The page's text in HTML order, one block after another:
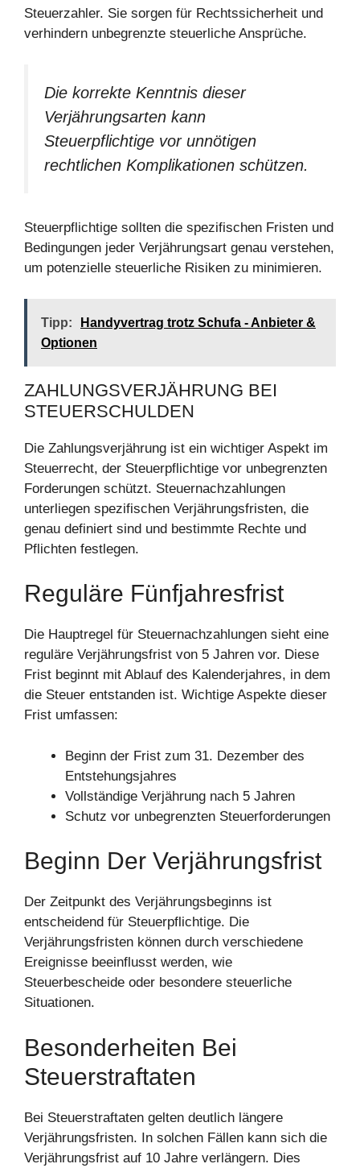
Steuerzahler. Sie sorgen für Rechtssicherheit und
verhindern unbegrenzte steuerliche Ansprüche.
Die korrekte Kenntnis dieser
Verjährungsarten kann
Steuerpflichtige vor unnötigen
rechtlichen Komplikationen schützen.
Steuerpflichtige sollten die spezifischen Fristen und
Bedingungen jeder Verjährungsart genau verstehen,
um potenzielle steuerliche Risiken zu minimieren.
Tipp:
Handyvertrag trotz Schufa - Anbieter &
Optionen
ZAHLUNGSVERJÄHRUNG BEI
STEUERSCHULDEN
Die Zahlungsverjährung ist ein wichtiger Aspekt im
Steuerrecht, der Steuerpflichtige vor unbegrenzten
Forderungen schützt. Steuernachzahlungen
unterliegen spezifischen Verjährungsfristen, die
genau definiert sind und bestimmte Rechte und
Pflichten festlegen.
Reguläre Fünfjahresfrist
Die Hauptregel für Steuernachzahlungen sieht eine
reguläre Verjährungsfrist von 5 Jahren vor. Diese
Frist beginnt mit Ablauf des Kalenderjahres, in dem
die Steuer entstanden ist. Wichtige Aspekte dieser
Frist umfassen:
Beginn der Frist zum 31. Dezember des
Entstehungsjahres
Vollständige Verjährung nach 5 Jahren
Schutz vor unbegrenzten Steuerforderungen
Beginn Der Verjährungsfrist
Der Zeitpunkt des Verjährungsbeginns ist
entscheidend für Steuerpflichtige. Die
Verjährungsfristen können durch verschiedene
Ereignisse beeinflusst werden, wie
Steuerbescheide oder besondere steuerliche
Situationen.
Besonderheiten Bei
Steuerstraftaten
Bei Steuerstraftaten gelten deutlich längere
Verjährungsfristen. In solchen Fällen kann sich die
Verjährungsfrist auf 10 Jahre verlängern. Dies